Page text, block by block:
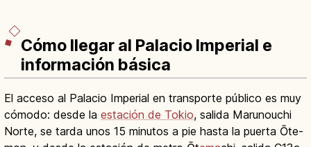
Cómo llegar al Palacio Imperial e
información básica
El acceso al Palacio Imperial en transporte público es muy
cómodo: desde la estación de Tokio, salida Marunouchi
Norte, se tarda unos 15 minutos a pie hasta la puerta Ōte-